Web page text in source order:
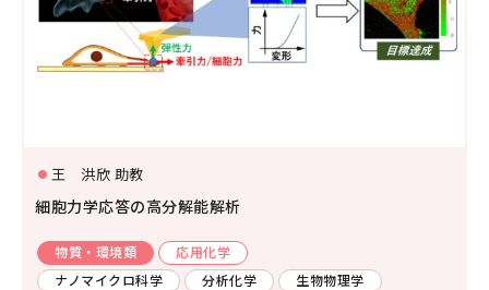
環境学
環境解析評価
環境保全対策
王 洪欣 助教
細胞力学応答の高分解能解析
物質・環境類
応用化学
ナノマイクロ科学
分析化学
生物物理学